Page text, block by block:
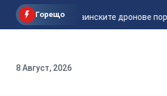
Горещо
Мадяр: Украинските дронове
8 Август, 2026